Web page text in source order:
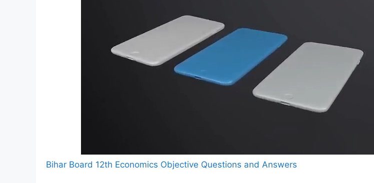
Bihar Board 12th Economics Objective Questions and Answers